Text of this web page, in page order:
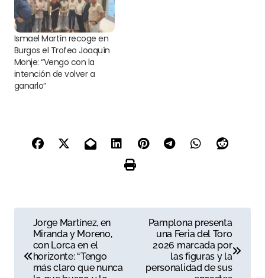
Ismael Martín recoge en
Burgos el Trofeo Joaquín
Monje: “Vengo con la
intención de volver a
ganarlo”
Jorge Martínez, en
Miranda y Moreno,
con Lorca en el
horizonte: “Tengo
más claro que nunca
Pamplona presenta
una Feria del Toro
2026 marcada por
las figuras y la
personalidad de sus